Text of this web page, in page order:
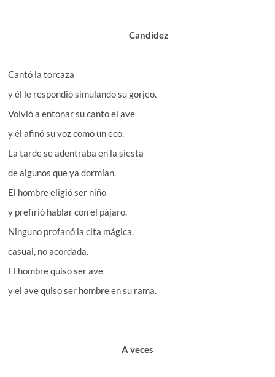
Candidez
Cantó la torcaza
y él le respondió simulando su gorjeo.
Volvió a entonar su canto el ave
y él afinó su voz como un eco.
La tarde se adentraba en la siesta
de algunos que ya dormían.
El hombre eligió ser niño
y prefirió hablar con el pájaro.
Ninguno profanó la cita mágica,
casual, no acordada.
El hombre quiso ser ave
y el ave quiso ser hombre en su rama.
A veces